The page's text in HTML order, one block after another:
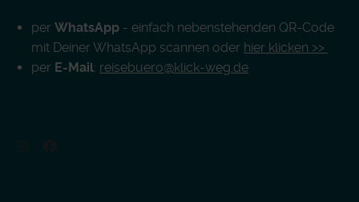
per WhatsApp - einfach nebenstehenden QR-Code
mit Deiner WhatsApp scannen oder hier klicken >>
per E-Mail: reisebuero@klick-weg.de